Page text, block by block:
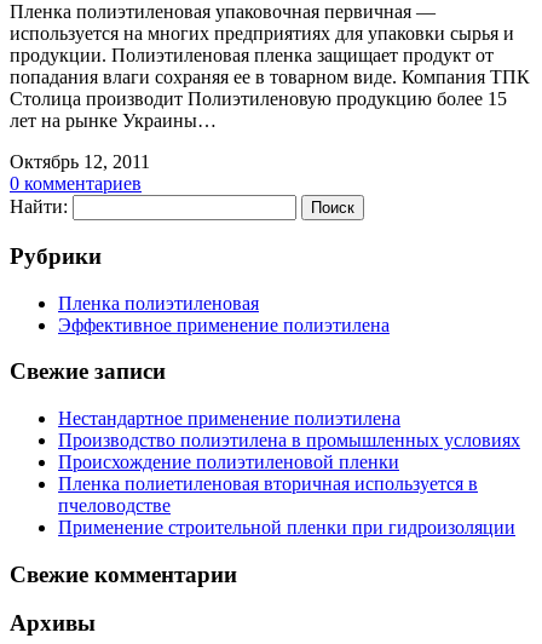
Пленка полиэтиленовая упаковочная первичная —
используется на многих предприятиях для упаковки сырья и
продукции. Полиэтиленовая пленка защищает продукт от
попадания влаги сохраняя ее в товарном виде. Компания ТПК
Столица производит Полиэтиленовую продукцию более 15
лет на рынке Украины…
Октябрь 12, 2011
0 комментариев
Найти:
Рубрики
Пленка полиэтиленовая
Эффективное применение полиэтилена
Свежие записи
Нестандартное применение полиэтилена
Производство полиэтилена в промышленных условиях
Происхождение полиэтиленовой пленки
Пленка полиетиленовая вторичная используется в
пчеловодстве
Применение строительной пленки при гидроизоляции
Свежие комментарии
Архивы